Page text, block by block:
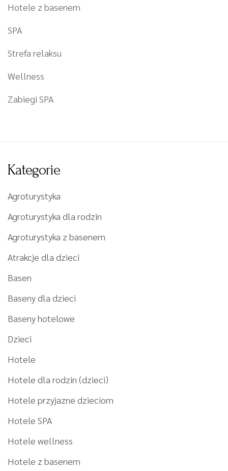
Hotele z basenem
SPA
Strefa relaksu
Wellness
Zabiegi SPA
Kategorie
Agroturystyka
Agroturystyka dla rodzin
Agroturystyka z basenem
Atrakcje dla dzieci
Basen
Baseny dla dzieci
Baseny hotelowe
Dzieci
Hotele
Hotele dla rodzin (dzieci)
Hotele przyjazne dzieciom
Hotele SPA
Hotele wellness
Hotele z basenem